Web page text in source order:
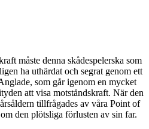
måste denna skådespelerska som
ha uthärdat och segrat genom ett
som går igenom en mycket
att visa motståndskraft. När den
tillfrågades av våra Point of
den plötsliga förlusten av sin far.